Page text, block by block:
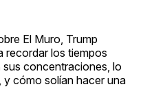
El Muro, Trump
recordar los tiempos
concentraciones, lo
y cómo solían hacer una